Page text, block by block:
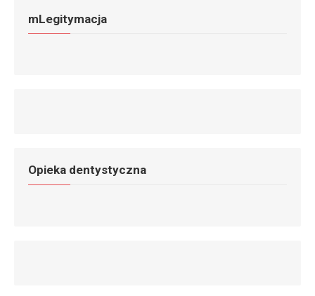
mLegitymacja
Opieka dentystyczna